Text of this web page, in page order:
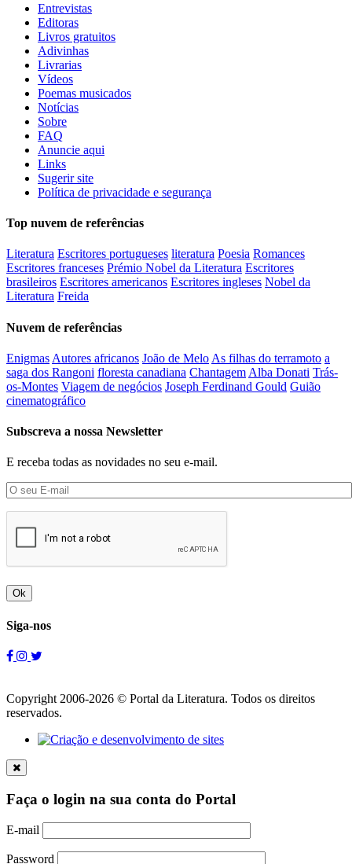
Entrevistas
Editoras
Livros gratuitos
Adivinhas
Livrarias
Vídeos
Poemas musicados
Notícias
Sobre
FAQ
Anuncie aqui
Links
Sugerir site
Política de privacidade e segurança
Top nuvem de referências
Literatura Escritores portugueses literatura Poesia Romances
Escritores franceses Prémio Nobel da Literatura Escritores
brasileiros Escritores americanos Escritores ingleses Nobel da
Literatura Freida
Nuvem de referências
Enigmas Autores africanos João de Melo As filhas do terramoto a
saga dos Rangoni floresta canadiana Chantagem Alba Donati Trás-
os-Montes Viagem de negócios Joseph Ferdinand Gould Guião
cinematográfico
Subscreva a nossa Newsletter
E receba todas as novidades no seu e-mail.
Ok
Siga-nos
Copyright 2006-2026 © Portal da Literatura. Todos os direitos
reservados.
Faça o login na sua conta do Portal
E-mail
Password